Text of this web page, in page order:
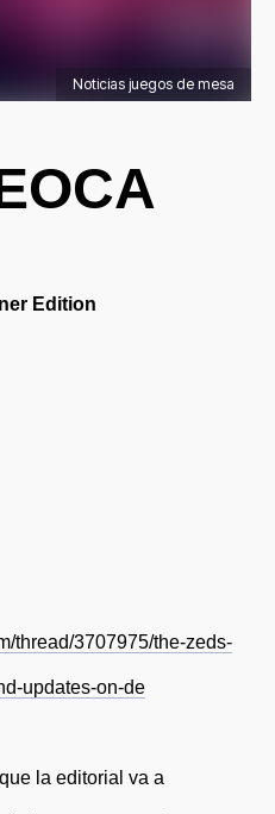
Noticias juegos de mesa
Edition
thread/3707975/the-zeds-
updates-on-de
la editorial va a